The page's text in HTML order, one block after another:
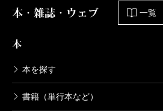
本・雑誌・ウェブ 一覧
本
本を探す
書籍（単行本など）